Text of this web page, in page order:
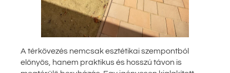
A térkövezés nemcsak esztétikai szempontból
előnyös, hanem praktikus és hosszú távon is